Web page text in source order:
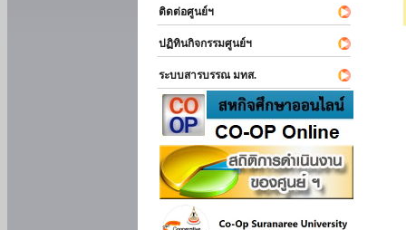
ติดต่อศูนย์ฯ
ปฏิทินกิจกรรมศูนย์ฯ
ระบบสารบรรณ มทส.